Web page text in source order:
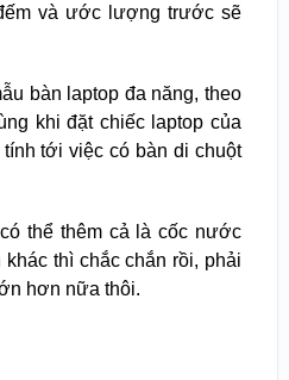
và ước lượng trước sẽ
bàn laptop đa năng, theo
khi đặt chiếc laptop của
tới việc có bàn di chuột
thể thêm cả là cốc nước
thì chắc chắn rồi, phải
hơn nữa thôi.